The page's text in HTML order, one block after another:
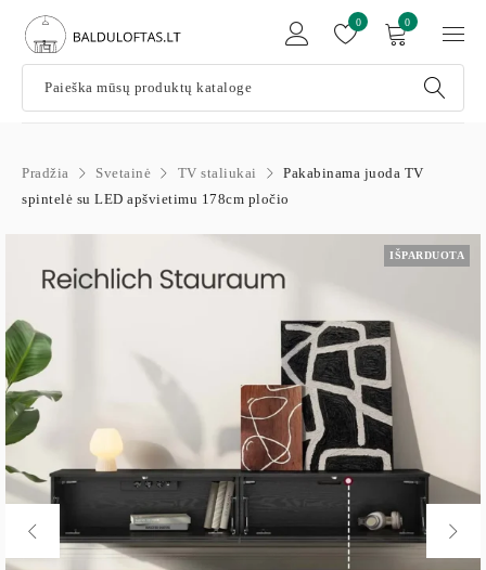
0
0
Pradžia Svetainė TV staliukai
Pakabinama juoda TV
spintelė su LED apšvietimu 178cm pločio
IŠPARDUOTA